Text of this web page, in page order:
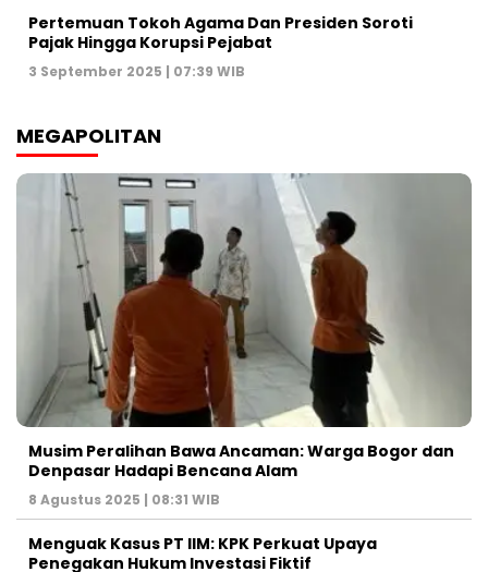
Pertemuan Tokoh Agama Dan Presiden Soroti
Pajak Hingga Korupsi Pejabat
3 September 2025 | 07:39 WIB
MEGAPOLITAN
Musim Peralihan Bawa Ancaman: Warga Bogor dan
Denpasar Hadapi Bencana Alam
8 Agustus 2025 | 08:31 WIB
Menguak Kasus PT IIM: KPK Perkuat Upaya
Penegakan Hukum Investasi Fiktif